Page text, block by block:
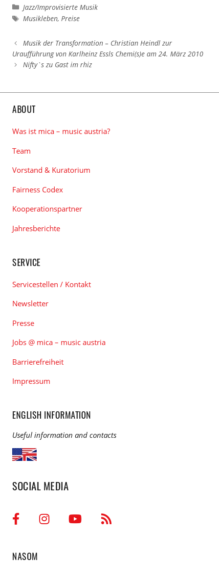
Kategorien
Jazz/Improvisierte Musik
Schlagwörter
Musikleben,Preise
Musik der Transformation – Christian Heindl zur
Uraufführung von Karlheinz Essls Chemi(s)e am 24. März 2010
Nifty`s zu Gast im rhiz
ABOUT
Was ist mica – music austria?
Team
Vorstand & Kuratorium
Fairness Codex
Kooperationspartner
Jahresberichte
SERVICE
Servicestellen / Kontakt
Newsletter
Presse
Jobs @ mica – music austria
Barrierefreiheit
Impressum
ENGLISH INFORMATION
Useful information and contacts
SOCIAL MEDIA
NASOM